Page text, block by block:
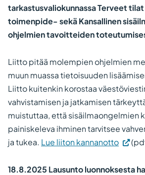
tarkastusvaliokunnassa Terveet
toimenpide- sekä Kansallinen
ohjelmien tavoitteiden
Liitto pitää molempien ohjelmien
muun muassa tietoisuuden
Liitto kuitenkin korostaa
vahvistamisen ja jatkamisen
muistuttaa, että sisäilmaongelmien
painiskeleva ihminen tarvitsee
ja tukea. Lue liiton kannanotto
18.8.2025 Lausuntoluonnoksesta